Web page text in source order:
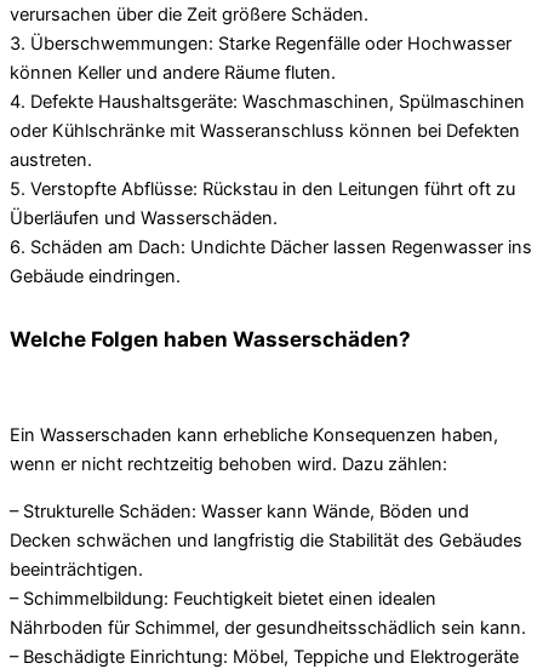
verursachen über die Zeit größere Schäden.
3. Überschwemmungen: Starke Regenfälle oder Hochwasser
können Keller und andere Räume fluten.
4. Defekte Haushaltsgeräte: Waschmaschinen, Spülmaschinen
oder Kühlschränke mit Wasseranschluss können bei Defekten
austreten.
5. Verstopfte Abflüsse: Rückstau in den Leitungen führt oft zu
Überläufen und Wasserschäden.
6. Schäden am Dach: Undichte Dächer lassen Regenwasser ins
Gebäude eindringen.
Welche Folgen haben Wasserschäden?
Ein Wasserschaden kann erhebliche Konsequenzen haben,
wenn er nicht rechtzeitig behoben wird. Dazu zählen:
– Strukturelle Schäden: Wasser kann Wände, Böden und
Decken schwächen und langfristig die Stabilität des Gebäudes
beeinträchtigen.
– Schimmelbildung: Feuchtigkeit bietet einen idealen
Nährboden für Schimmel, der gesundheitsschädlich sein kann.
– Beschädigte Einrichtung: Möbel, Teppiche und Elektrogeräte